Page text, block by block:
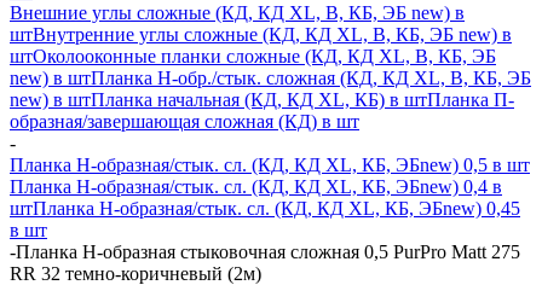
Внешние углы сложные (КД, КД XL, В, КБ, ЭБ new) в
штВнутренние углы сложные (КД, КД XL, В, КБ, ЭБ new) в
штОколооконные планки сложные (КД, КД XL, В, КБ, ЭБ
new) в штПланка H-обр./стык. сложная (КД, КД XL, В, КБ, ЭБ
new) в штПланка начальная (КД, КД XL, КБ) в штПланка П-
образная/завершающая сложная (КД) в шт
-
Планка H-образная/стык. сл. (КД, КД XL, КБ, ЭБnew) 0,5 в шт
Планка H-образная/стык. сл. (КД, КД XL, КБ, ЭБnew) 0,4 в
штПланка H-образная/стык. сл. (КД, КД XL, КБ, ЭБnew) 0,45
в шт
-Планка Н-образная стыковочная сложная 0,5 PurPro Matt 275
RR 32 темно-коричневый (2м)